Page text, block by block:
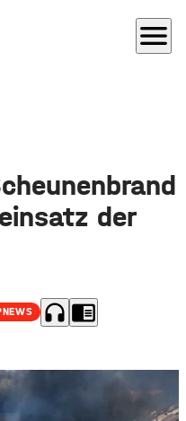
menu
der
headphones chrome_reader_mode